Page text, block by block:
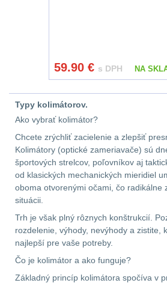
Raily, lišty, krytky
Přední taktické
rukojeti50
Mechanická mířidla
30
Pistolové rukojeti 20
Príslušenstvo18
Čistenie zbraní38
59.90 € s DPH NA
Typy kolimátorov.
Ako vybrať kolimátor?
Chcete zrýchliť zacielenie a zlepšiť
Kolimátory (optické zameriavače) sú
športových strelcov, poľovníkov aj
od klasických mechanických mieridiel
oboma otvorenými očami, čo radikálne
situácii.
Trh je však plný rôznych konštrukcií.
rozdelenie, výhody, nevýhody a zistite,
najlepší pre vaše potreby.
Čo je kolimátor a ako funguje?
Základný princíp kolimátora spočíva v